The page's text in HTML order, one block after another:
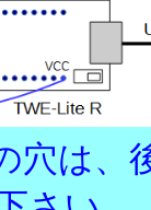
穴は